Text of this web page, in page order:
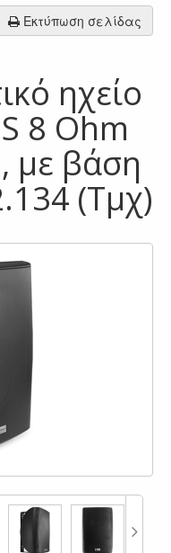
Εκτύπωση σελίδας
ηχείο
8 Ohm
με βάση
(Τμχ)